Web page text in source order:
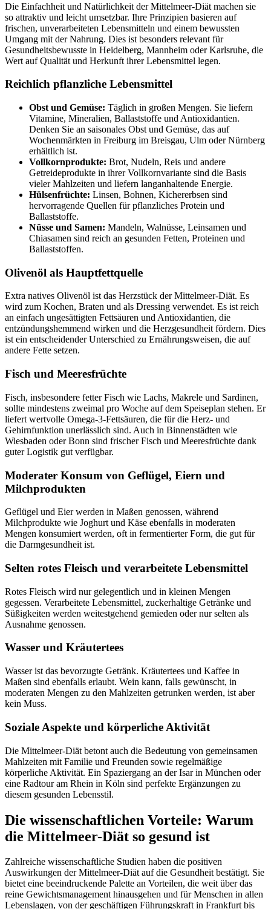
Die Einfachheit und Natürlichkeit der Mittelmeer-Diät machen sie
so attraktiv und leicht umsetzbar. Ihre Prinzipien basieren auf
frischen, unverarbeiteten Lebensmitteln und einem bewussten
Umgang mit der Nahrung. Dies ist besonders relevant für
Gesundheitsbewusste in Heidelberg, Mannheim oder Karlsruhe, die
Wert auf Qualität und Herkunft ihrer Lebensmittel legen.
Reichlich pflanzliche Lebensmittel
Obst und Gemüse: Täglich in großen Mengen. Sie liefern
Vitamine, Mineralien, Ballaststoffe und Antioxidantien.
Denken Sie an saisonales Obst und Gemüse, das auf
Wochenmärkten in Freiburg im Breisgau, Ulm oder Nürnberg
erhältlich ist.
Vollkornprodukte: Brot, Nudeln, Reis und andere
Getreideprodukte in ihrer Vollkornvariante sind die Basis
vieler Mahlzeiten und liefern langanhaltende Energie.
Hülsenfrüchte: Linsen, Bohnen, Kichererbsen sind
hervorragende Quellen für pflanzliches Protein und
Ballaststoffe.
Nüsse und Samen: Mandeln, Walnüsse, Leinsamen und
Chiasamen sind reich an gesunden Fetten, Proteinen und
Ballaststoffen.
Olivenöl als Hauptfettquelle
Extra natives Olivenöl ist das Herzstück der Mittelmeer-Diät. Es
wird zum Kochen, Braten und als Dressing verwendet. Es ist reich
an einfach ungesättigten Fettsäuren und Antioxidantien, die
entzündungshemmend wirken und die Herzgesundheit fördern. Dies
ist ein entscheidender Unterschied zu Ernährungsweisen, die auf
andere Fette setzen.
Fisch und Meeresfrüchte
Fisch, insbesondere fetter Fisch wie Lachs, Makrele und Sardinen,
sollte mindestens zweimal pro Woche auf dem Speiseplan stehen. Er
liefert wertvolle Omega-3-Fettsäuren, die für die Herz- und
Gehirnfunktion unerlässlich sind. Auch in Binnenstädten wie
Wiesbaden oder Bonn sind frischer Fisch und Meeresfrüchte dank
guter Logistik gut verfügbar.
Moderater Konsum von Geflügel, Eiern und
Milchprodukten
Geflügel und Eier werden in Maßen genossen, während
Milchprodukte wie Joghurt und Käse ebenfalls in moderaten
Mengen konsumiert werden, oft in fermentierter Form, die gut für
die Darmgesundheit ist.
Selten rotes Fleisch und verarbeitete Lebensmittel
Rotes Fleisch wird nur gelegentlich und in kleinen Mengen
gegessen. Verarbeitete Lebensmittel, zuckerhaltige Getränke und
Süßigkeiten werden weitestgehend gemieden oder nur selten als
Ausnahme genossen.
Wasser und Kräutertees
Wasser ist das bevorzugte Getränk. Kräutertees und Kaffee in
Maßen sind ebenfalls erlaubt. Wein kann, falls gewünscht, in
moderaten Mengen zu den Mahlzeiten getrunken werden, ist aber
kein Muss.
Soziale Aspekte und körperliche Aktivität
Die Mittelmeer-Diät betont auch die Bedeutung von gemeinsamen
Mahlzeiten mit Familie und Freunden sowie regelmäßige
körperliche Aktivität. Ein Spaziergang an der Isar in München oder
eine Radtour am Rhein in Köln sind perfekte Ergänzungen zu
diesem gesunden Lebensstil.
Die wissenschaftlichen Vorteile: Warum
die Mittelmeer-Diät so gesund ist
Zahlreiche wissenschaftliche Studien haben die positiven
Auswirkungen der Mittelmeer-Diät auf die Gesundheit bestätigt. Sie
bietet eine beeindruckende Palette an Vorteilen, die weit über das
reine Gewichtsmanagement hinausgehen und für Menschen in allen
Lebenslagen, von der geschäftigen Führungskraft in Frankfurt bis